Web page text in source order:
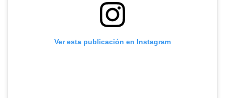
Ver esta publicación en Instagram